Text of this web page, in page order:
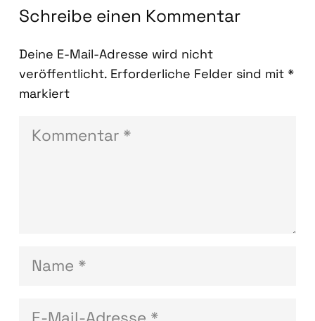
Schreibe einen Kommentar
Deine E-Mail-Adresse wird nicht
veröffentlicht. Erforderliche Felder sind mit *
markiert